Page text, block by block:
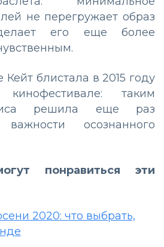
не перегружает образ
его еще более
блистала в 2015 году
таким
решила еще раз
осознанного
понравиться эти
2020: что выбрать,